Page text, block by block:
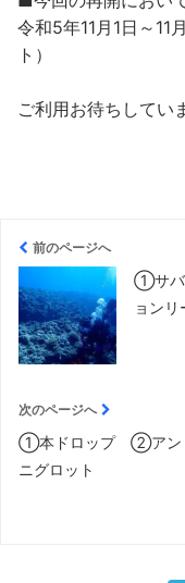
令和5年11月1日～11
ト）
ご利用お待ちしてい
前のページへ
①サ
ョンリ
次のページへ
①本ドロップ ②アン
ニグロット